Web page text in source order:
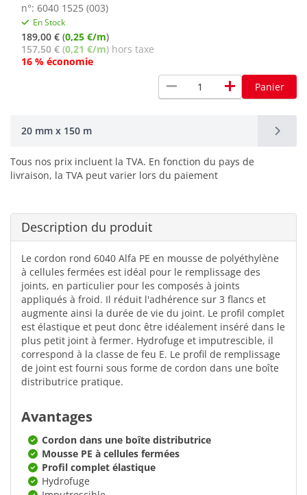
n°: 6040 1525 (003)
En Stock
189,00 € (0,25 €/m)
157,50 € (0,21 €/m) hors taxe
16 % économie
remove add Panier
20 mm x 150 m
Tous nos prix incluent la TVA. En fonction du pays de
livraison, la TVA peut varier lors du paiement
Description du produit
Le cordon rond 6040 Alfa PE en mousse de polyéthylène
à cellules fermées est idéal pour le remplissage des
joints, en particulier pour les composés à joints
appliqués à froid. Il réduit l'adhérence sur 3 flancs et
augmente ainsi la durée de vie du joint. Le profil complet
est élastique et peut donc être idéalement inséré dans le
plus petit joint à fermer. Hydrofuge et imputrescible, il
correspond à la classe de feu E. Le profil de remplissage
de joint est fourni sous forme de cordon dans une boîte
distributrice pratique.
Avantages
Cordon dans une boîte distributrice
Mousse PE à cellules fermées
Profil complet élastique
Hydrofuge